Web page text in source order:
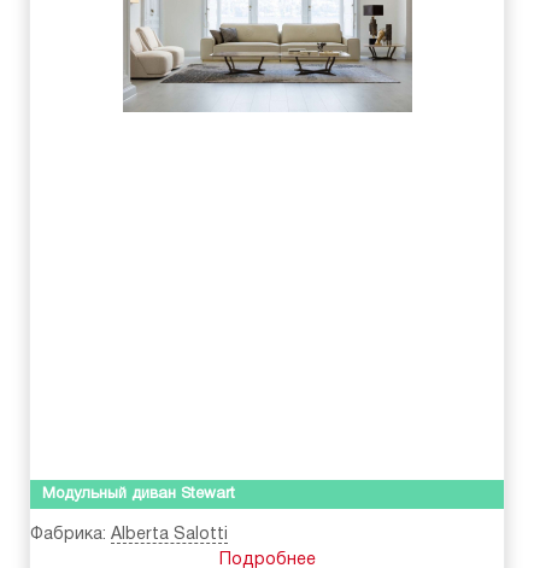
Модульный диван Stewart
Фабрика: Alberta Salotti
Подробнее